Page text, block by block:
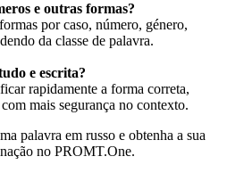
e outras formas?
por caso, número, género,
da classe de palavra.
e escrita?
rapidamente a forma correta,
mais segurança no contexto.
palavra em russo e obtenha a sua
no PROMT.One.